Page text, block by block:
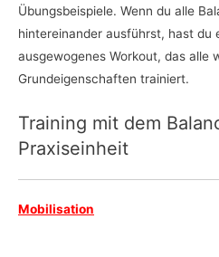
Übungsbeispiele. Wenn du alle
hintereinander ausführst, hast du
ausgewogenes Workout, das alle
Grundeigenschaften trainiert.
Training mit dem
Praxiseinheit
Mobilisation